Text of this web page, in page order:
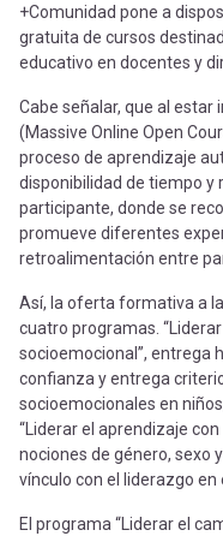
+Comunidad pone a
gratuita de cursos
educativo en docentes y
Cabe señalar, que al estar
(Massive Online Open
proceso de aprendizaje
disponibilidad de tiempo y
participante, donde se
promueve diferentes
retroalimentación entre
Así, la oferta formativa a
cuatro programas.
socioemocional”, entrega
confianza y entrega
socioemocionales en
“Liderar el aprendizaje
nociones de género, sexo
vínculo con el liderazgo en
El programa “Liderar el